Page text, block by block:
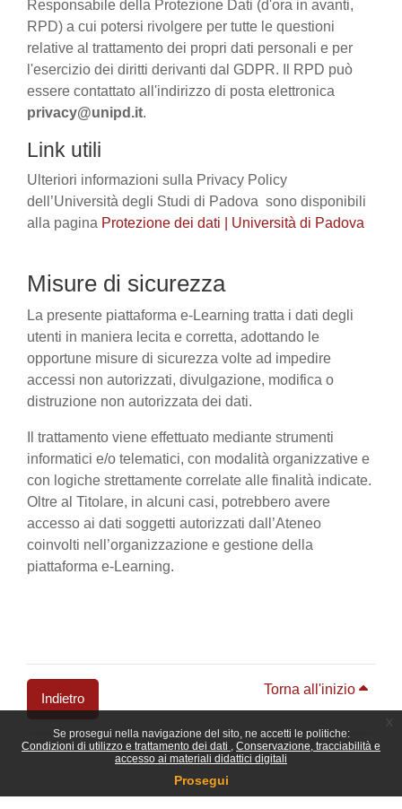
Se prosegui nella navigazione del sito, ne accetti le politiche:
Condizioni di utilizzo e trattamento dei dati
Conservazione, tracciabilità e
accesso ai materiali didattici digitali
Prosegui
Responsabile della Protezione Dati (d'ora in avanti,
RPD) a cui potersi rivolgere per tutte le questioni
relative al trattamento dei propri dati personali e per
l'esercizio dei diritti derivanti dal GDPR. Il RPD può
essere contattato all'indirizzo di posta elettronica
privacy@unipd.it.
Link utili
Ulteriori informazioni sulla Privacy Policy
dell’Università degli Studi di Padova sono disponibili
alla pagina Protezione dei dati | Università di Padova
Misure di sicurezza
La presente piattaforma e-Learning tratta i dati degli
utenti in maniera lecita e corretta, adottando le
opportune misure di sicurezza volte ad impedire
accessi non autorizzati, divulgazione, modifica o
distruzione non autorizzata dei dati.
Il trattamento viene effettuato mediante strumenti
informatici e/o telematici, con modalità organizzative e
con logiche strettamente correlate alle finalità indicate.
Oltre al Titolare, in alcuni casi, potrebbero avere
accesso ai dati soggetti autorizzati dall’Ateneo
coinvolti nell’organizzazione e gestione della
piattaforma e-Learning.
Indietro
Torna all'inizio
Blocchi